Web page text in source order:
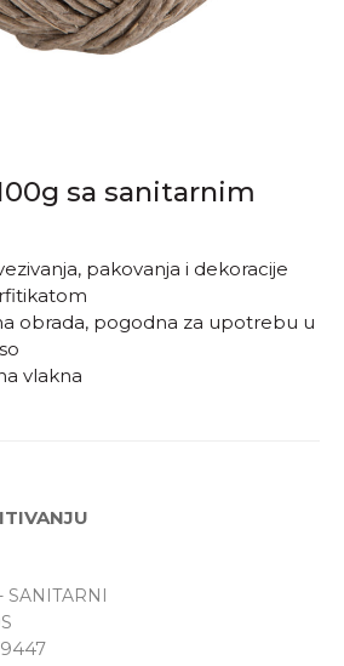
sa sanitarnim
SANITARNI
pakovanja i dekoracije
obrada, pogodna za upotrebu u
vlakna